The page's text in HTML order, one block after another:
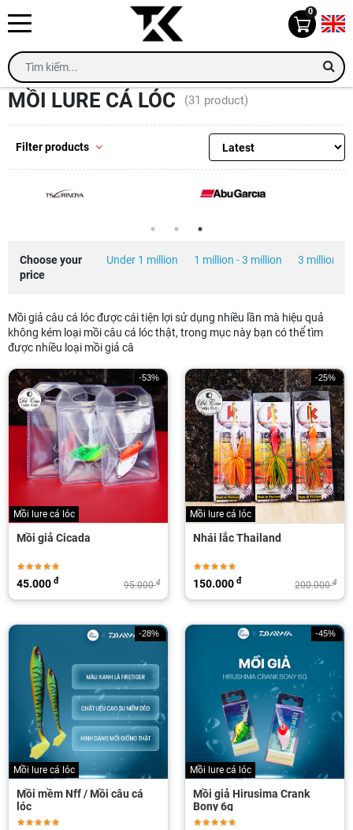
0
Home Mồi lure cá lóc
MỒI LURE CÁ LÓC (31 product)
Filter products
Choose your
price
Under 1 million 1 million - 3 million 3 million -
Mồi giả câu cá lóc được cái tiện lợi sử dụng nhiều lần mà hiệu quả
không kém loại mồi câu cá lóc thật, trong mục này bạn có thể tìm
được nhiều loại mồi giả câ
-53%
Mồi lure cá lóc
Mồi giả Cicada
95.000đ
45.000 đ
-25%
Mồi lure cá lóc
Nhái lắc Thailand
200.000đ
150.000 đ
-28%
Mồi lure cá lóc
Mồi mềm Nff / Mồi câu cá
lóc
-45%
Mồi lure cá lóc
Mồi giả Hirusima Crank
Bony 6g